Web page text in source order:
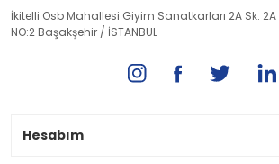
İkitelli Osb Mahallesi Giyim Sanatkarları 2A Sk. 2A
NO:2 Başakşehir / İSTANBUL
Hesabım